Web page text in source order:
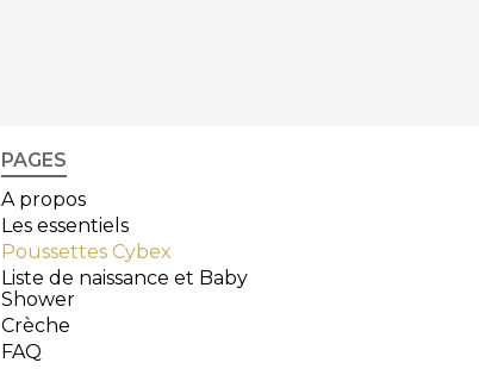
PAGES
A propos
Les essentiels
Poussettes Cybex
Liste de naissance et Baby
Shower
Crèche
FAQ